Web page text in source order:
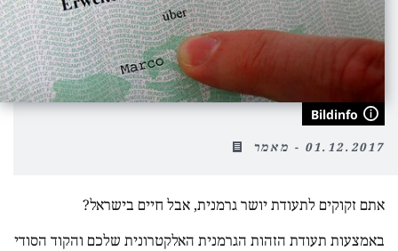
Bildinfo
01.12.2017 - מאמר
אתם זקוקים לתעודת יושר גרמנית, אבל חיים בישראל?
באמצעות תעודת הזהות הגרמנית האלקטרונית שלכם והקוד הסודי